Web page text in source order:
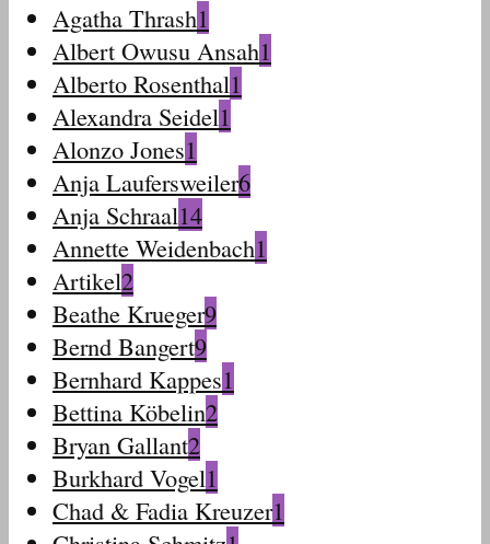
Agatha Thrash1
Albert Owusu Ansah1
Alberto Rosenthal1
Alexandra Seidel1
Alonzo Jones1
Anja Laufersweiler6
Anja Schraal14
Annette Weidenbach1
Artikel2
Beathe Krueger9
Bernd Bangert9
Bernhard Kappes1
Bettina Köbelin2
Bryan Gallant2
Burkhard Vogel1
Chad & Fadia Kreuzer1